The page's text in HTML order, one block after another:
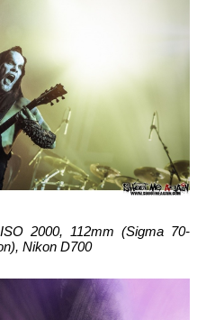
2000, 112mm (Sigma 70-
Nikon D700